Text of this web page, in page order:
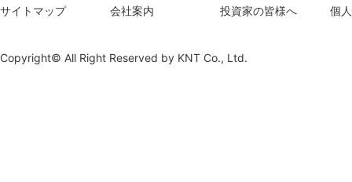
サイトマップ 会社案内 投資家の皆様へ 個
Copyright© All Right Reserved by KNT Co., Ltd.